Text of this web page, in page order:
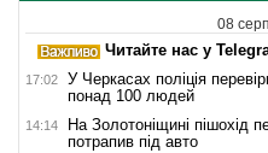
08
Читайте нас у
17:02
У Черкасах поліція
понад 100 людей
14:14
На Золотоніщині пішохід
потрапив під авто